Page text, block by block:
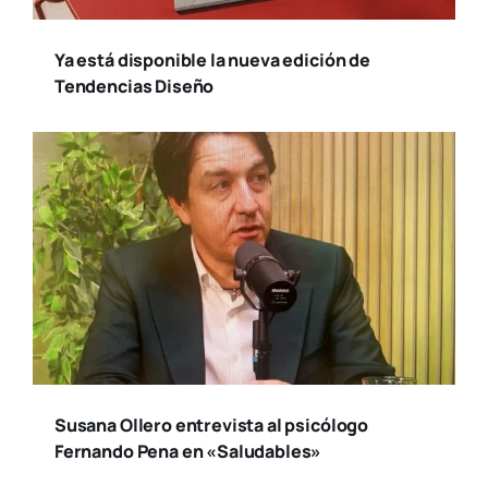
Ya está disponible la nueva edición de
Tendencias Diseño
Susana Ollero entrevista al psicólogo
Fernando Pena en «Saludables»